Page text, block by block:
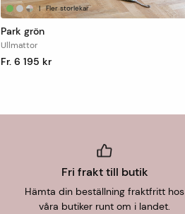
| Fler storlekar
Park grön
Ullmattor
Fr. 6 195 kr
Fri frakt till butik
Hämta din beställning fraktfritt hos
våra butiker runt om i landet.